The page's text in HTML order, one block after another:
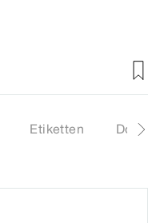
Etiketten